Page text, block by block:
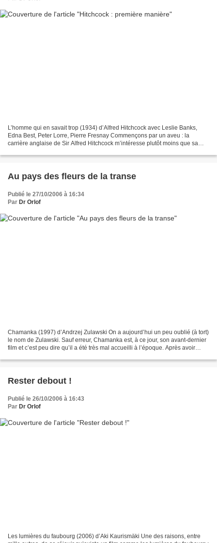
L’homme qui en savait trop (1934) d’Alfred Hitchcock avec Leslie Banks,
Edna Best, Peter Lorre, Pierre Fresnay Commençons par un aveu : la
carrière anglaise de Sir Alfred Hitchcock m’intéresse plutôt moins que sa
Au pays des fleurs de la transe
Publié le 27/10/2006 à 16:34
Par Dr Orlof
Chamanka (1997) d’Andrzej Zulawski On a aujourd’hui un peu oublié (à tort)
le nom de Zulawski. Sauf erreur, Chamanka est, à ce jour, son avant-dernier
film et c’est peu dire qu’il a été très mal accueilli à l’époque. Après avoir
Rester debout !
Publié le 26/10/2006 à 16:43
Par Dr Orlof
Les lumières du faubourg (2006) d’Aki Kaurismäki Une des raisons, entre